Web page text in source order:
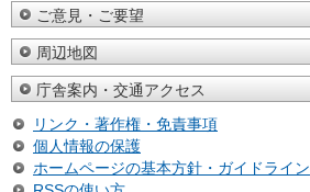
ご意見・ご要望
周辺地図
庁舎案内・交通アクセス
リンク・著作権・免責事項
個人情報の保護
ホームページの基本方針・ガイドライン